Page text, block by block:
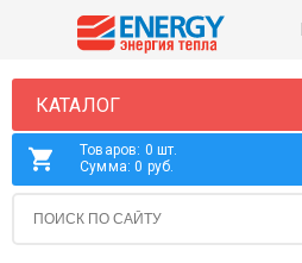
КАТАЛОГ
Товаров: 0 шт.
Сумма: 0 руб.